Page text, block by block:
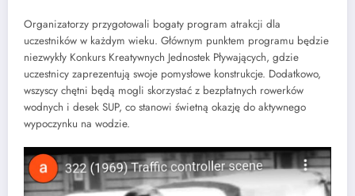
Organizatorzy przygotowali bogaty program atrakcji dla
uczestników w każdym wieku. Głównym punktem programu będzie
niezwykły Konkurs Kreatywnych Jednostek Pływających, gdzie
uczestnicy zaprezentują swoje pomysłowe konstrukcje. Dodatkowo,
wszyscy chętni będą mogli skorzystać z bezpłatnych rowerków
wodnych i desek SUP, co stanowi świetną okazję do aktywnego
wypoczynku na wodzie.